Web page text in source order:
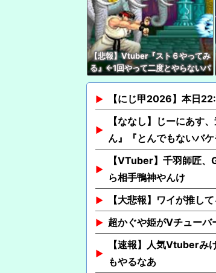
【悲報】Vtuber『スト６やってみ
る』←1回やって二度とやらないパ
ターン多すぎだろｗｗｗｗ
【にじ甲2026】本日
【ななし】じーにあす
ん』『とんでもないバ
【VTuber】千羽師匠
ら相手鴨神やんけ
【大悲報】ワイが推し
超かぐや姫がVチューバ
【速報】人気Vtuber
もやるなあ